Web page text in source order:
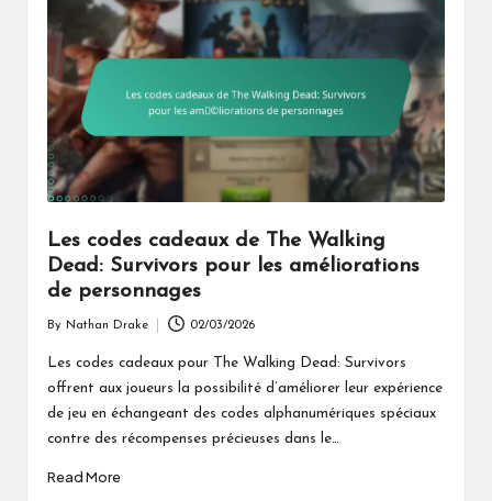
Les codes cadeaux de The Walking
Dead: Survivors pour les améliorations
de personnages
by
By Nathan Drake 02/03/2026
Les codes cadeaux pour The Walking Dead: Survivors
offrent aux joueurs la possibilité d’améliorer leur expérience
de jeu en échangeant des codes alphanumériques spéciaux
contre des récompenses précieuses dans le…
Read More